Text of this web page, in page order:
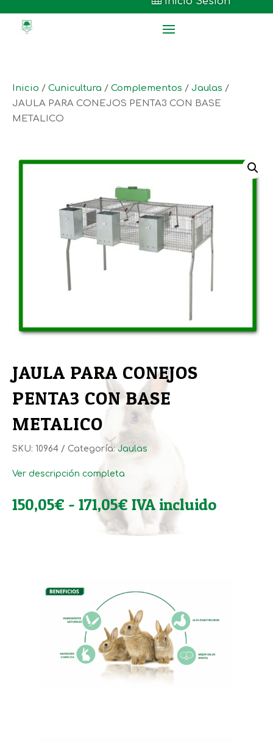
Inicio / Cunicultura / Complementos / Jaulas /
JAULA PARA CONEJOS PENTA3 CON BASE
METALICO
JAULA PARA CONEJOS
PENTA3 CON BASE
METALICO
SKU: 10964 Categoría:Jaulas
Ver descripción completa
150,05€ - 171,05€ Rango
de
precios:
171,05€
IVA incluido